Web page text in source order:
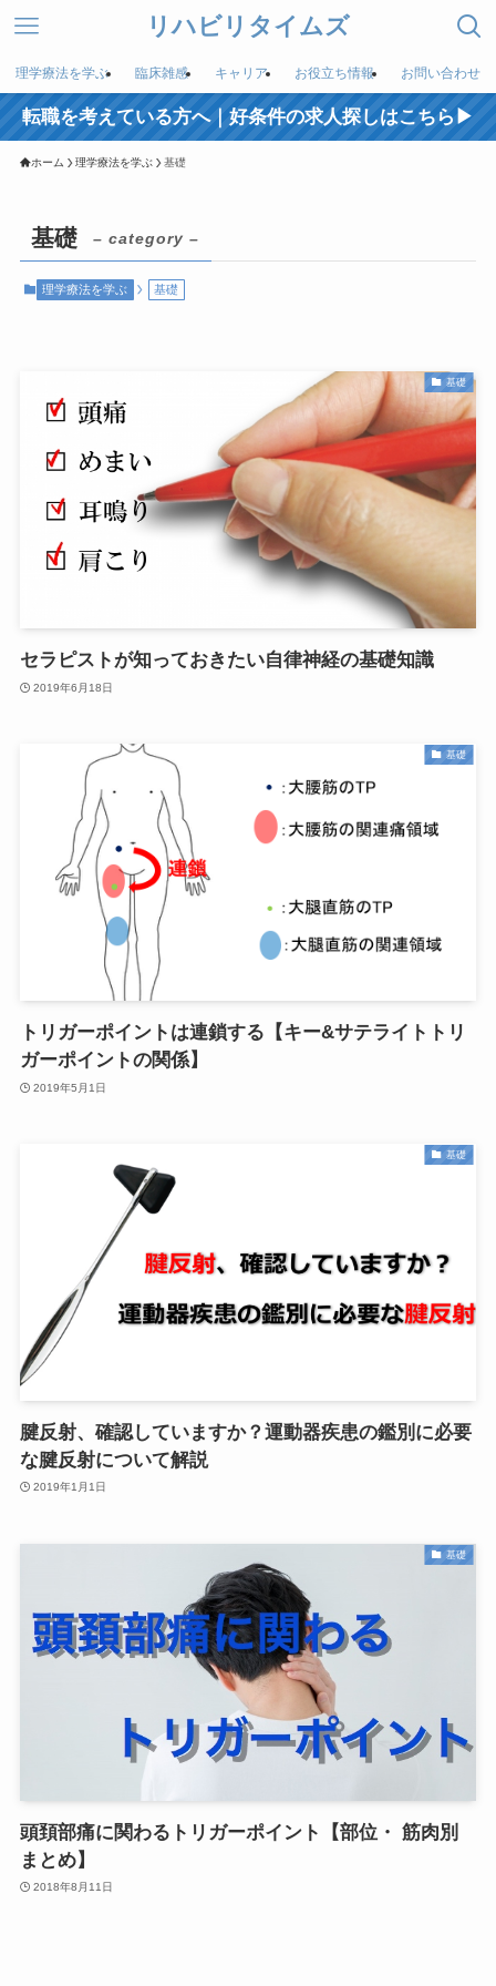
リハビリタイムズ
理学療法を学ぶ 臨床雑感 キャリア お役立ち情報 お問い合わせ
転職を考えている方へ｜好条件の求人探しはこちら▶︎
ホーム 理学療法を学ぶ 基礎
基礎 – category –
理学療法を学ぶ 基礎
基礎
セラピストが知っておきたい自律神経の基礎知識
2019年6月18日
基礎
トリガーポイントは連鎖する【キー&サテライトトリ
ガーポイントの関係】
2019年5月1日
基礎
腱反射、確認していますか？運動器疾患の鑑別に必要
な腱反射について解説
2019年1月1日
基礎
頭頚部痛に関わるトリガーポイント【部位・ 筋肉別
まとめ】
2018年8月11日